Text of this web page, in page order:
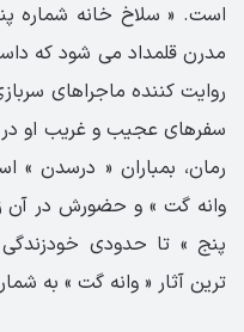
است. « سلاخ خانه شماره
مدرن قلمداد می شود که
روایت کننده ماجراهای
سفرهای عجیب و غریب او
رمان، بمباران « درسدن »
وانه گت » و حضورش در آن
پنج » تا حدودی خودزندگی
ترین آثار « وانه گت » به